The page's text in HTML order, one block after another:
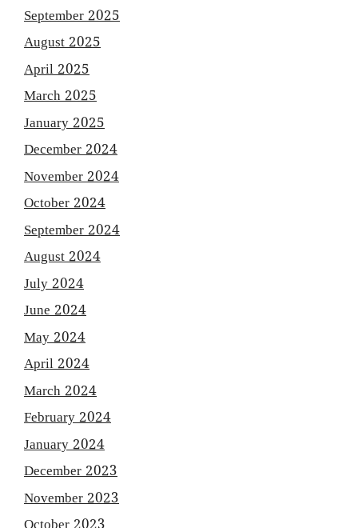
September 2025
August 2025
April 2025
March 2025
January 2025
December 2024
November 2024
October 2024
September 2024
August 2024
July 2024
June 2024
May 2024
April 2024
March 2024
February 2024
January 2024
December 2023
November 2023